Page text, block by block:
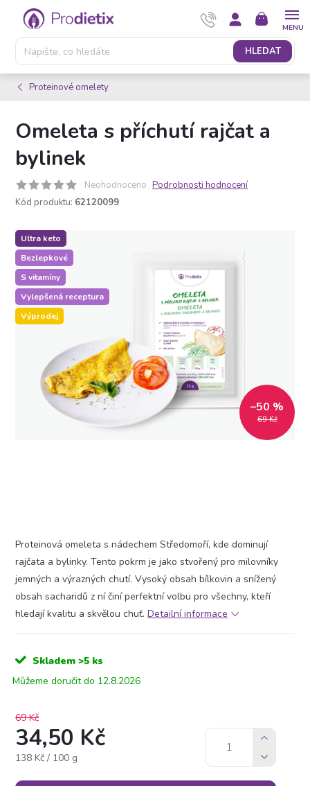
Přejít
obsah
HLEDAT
NÁKUPNÍ
KOŠÍK
Proteinové omelety
Omeleta s příchutí rajčat a
bylinek
Neohodnoceno Podrobnosti hodnocení
Kód produktu: 62120099
Ultra keto
Bezlepkové
S vitamíny
Vylepšená receptura
Výprodej
69 Kč
–50 %
Proteinová omeleta s nádechem Středomoří, kde dominují
rajčata a bylinky. Tento pokrm je jako stvořený pro milovníky
jemných a výrazných chutí. Vysoký obsah bílkovin a snížený
obsah sacharidů z ní činí perfektní volbu pro všechny, kteří
hledají kvalitu a skvělou chuť. Detailní informace
Skladem >5 ks
12.8.2026
69 Kč
34,50 Kč
Měrná
138 Kč / 100 g